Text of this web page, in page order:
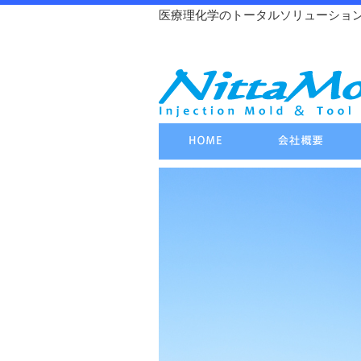
医療理化学のトータルソリューショ